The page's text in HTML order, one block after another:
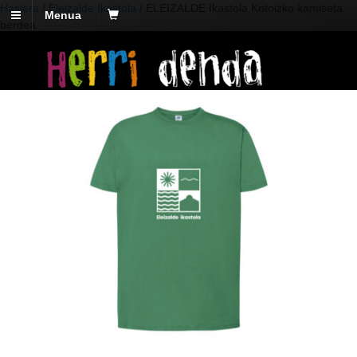
Menua
Eleizalde Ikastola